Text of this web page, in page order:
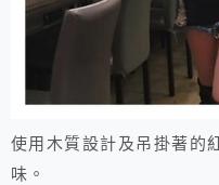
使用木質設計及吊掛著的
味。